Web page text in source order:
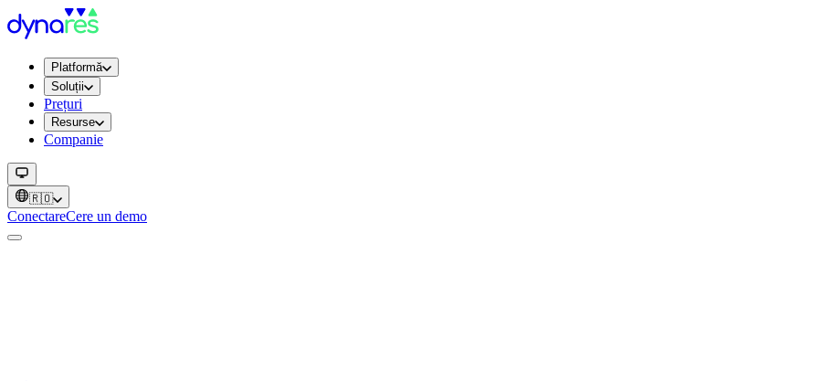
Platformă
Soluții
Prețuri
Resurse
Companie
🇷🇴
ConectareCere un demo